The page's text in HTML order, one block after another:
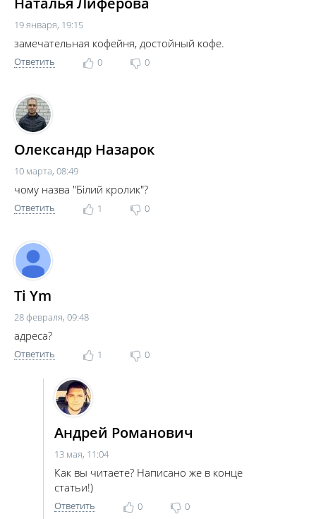
19 января, 19:15
замечательная кофейня, достойный кофе.
Ответить 0 0
Олександр Назарок
10 марта, 08:49
чому назва "Білий кролик"?
Ответить 1 0
Ti Ym
28 февраля, 09:48
адреса?
Ответить 1 0
Андрей Романович
13 мая, 11:04
Как вы читаете? Написано же в конце
статьи!)
Ответить 0 0